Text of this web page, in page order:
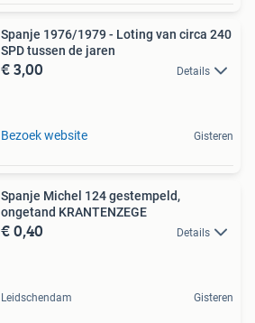
Spanje 1976/1979 - Loting van circa 240
SPD tussen de jaren
€ 3,00 Details
Bezoek website Gisteren
Spanje Michel 124 gestempeld,
ongetand KRANTENZEGE
€ 0,40 Details
Leidschendam Gisteren